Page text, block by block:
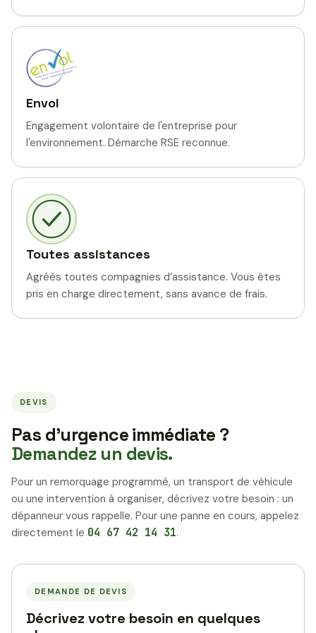
Envol
Engagement volontaire de l'entreprise pour
l'environnement. Démarche RSE reconnue.
Toutes assistances
Agréés toutes compagnies d’assistance. Vous êtes
pris en charge directement, sans avance de frais.
DEVIS
Pas d’urgence immédiate ?
Demandez un devis.
Pour un remorquage programmé, un transport de véhicule
ou une intervention à organiser, décrivez votre besoin : un
dépanneur vous rappelle. Pour une panne en cours, appelez
directement le 04 67 42 14 31.
DEMANDE DE DEVIS
Décrivez votre besoin en quelques